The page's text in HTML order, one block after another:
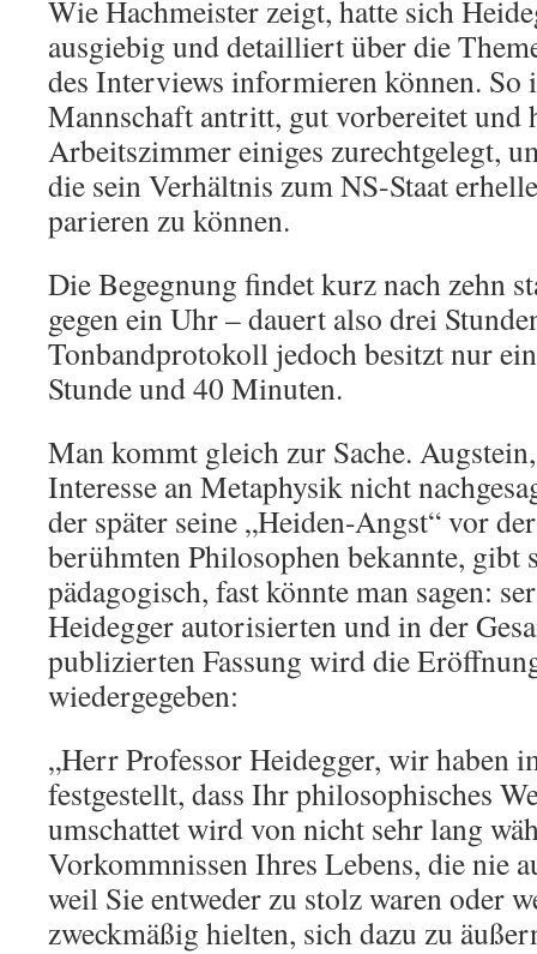
Wie Hachmeister zeigt, hatte sich
ausgiebig und detailliert über die
des Interviews informieren können. So
Mannschaft antritt, gut vorbereitet und
Arbeitszimmer einiges zurechtgelegt,
die sein Verhältnis zum NS-Staat
parieren zu können.
Die Begegnung findet kurz nach zehn
gegen ein Uhr – dauert also drei
Tonbandprotokoll jedoch besitzt nur
Stunde und 40 Minuten.
Man kommt gleich zur Sache.
Interesse an Metaphysik nicht
der später seine „Heiden-Angst“ vor
berühmten Philosophen bekannte, gibt
pädagogisch, fast könnte man sagen:
Heidegger autorisierten und in der
publizierten Fassung wird die
wiedergegeben:
„Herr Professor Heidegger, wir haben
festgestellt, dass Ihr philosophisches
umschattet wird von nicht sehr lang
Vorkommnissen Ihres Lebens, die nie
weil Sie entweder zu stolz waren oder
zweckmäßig hielten, sich dazu zu